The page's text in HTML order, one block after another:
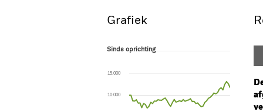
Grafiek
Sinds oprichting
The chart has 1 X axis displaying Time.
The chart has 1 Y axis displaying values.
Sinds oprichting
10.000
15.000